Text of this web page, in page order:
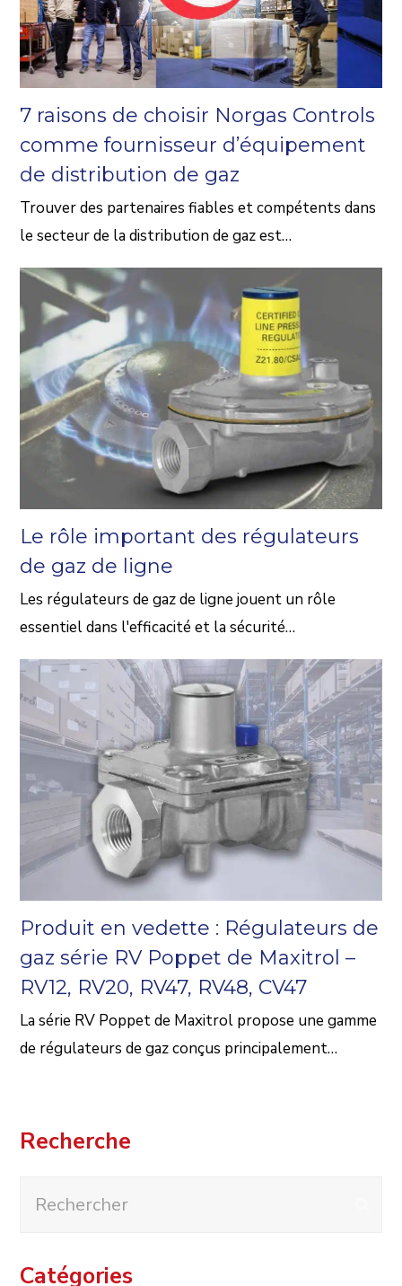
7 raisons de choisir Norgas Controls
comme fournisseur d’équipement
de distribution de gaz
Trouver des partenaires fiables et compétents dans
le secteur de la distribution de gaz est…
Le rôle important des régulateurs
de gaz de ligne
Les régulateurs de gaz de ligne jouent un rôle
essentiel dans l'efficacité et la sécurité…
Produit en vedette : Régulateurs de
gaz série RV Poppet de Maxitrol –
RV12, RV20, RV47, RV48, CV47
La série RV Poppet de Maxitrol propose une gamme
de régulateurs de gaz conçus principalement…
Recherche
Catégories